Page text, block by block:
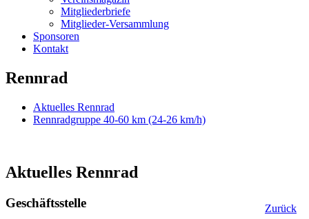
Mitgliederbriefe
Mitglieder-Versammlung
Sponsoren
Kontakt
Rennrad
Aktuelles Rennrad
Rennradgruppe 40-60 km (24-26 km/h)
Aktuelles Rennrad
Zurück
Geschäftsstelle